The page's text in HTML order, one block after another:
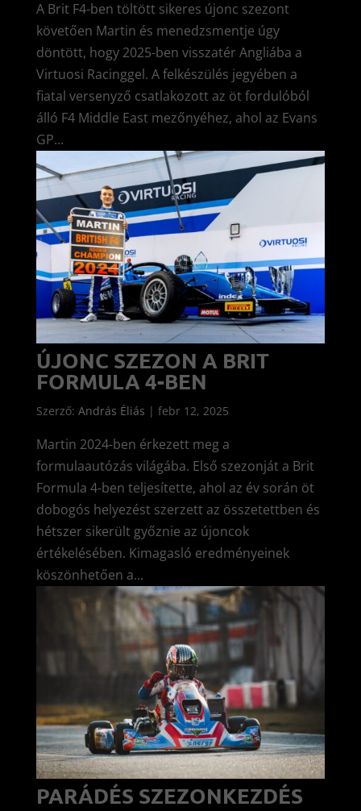
A Brit F4-ben töltött sikeres újonc szezont
követően Martin és menedzsmentje úgy
döntött, hogy 2025-ben visszatér Angliába a
Virtuosi Racinggel. A felkészülés jegyében a
fiatal versenyző csatlakozott az öt fordulóból
álló F4 Middle East mezőnyéhez, ahol az Evans
GP...
ÚJONC SZEZON A BRIT
FORMULA 4-BEN
Szerző: András Éliás | febr 12, 2025
Martin 2024-ben érkezett meg a
formulaautózás világába. Első szezonját a Brit
Formula 4-ben teljesítette, ahol az év során öt
dobogós helyezést szerzett az összetettben és
hétszer sikerült győznie az újoncok
értékelésében. Kimagasló eredményeinek
köszönhetően a...
PARÁDÉS SZEZONKEZDÉS